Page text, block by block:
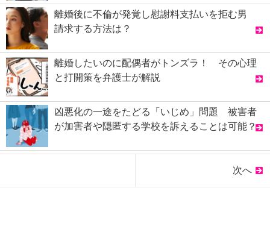
離婚後に不倫が発覚し慰謝料支払いを拒む男
請求する方法は？
離婚したいのに配偶者がトンズラ！ その心理
と打開策を弁護士が解説
凶悪化の一途をたどる「いじめ」問題 被害者
が加害者や隠匿する学校を訴えることは可能？
次へ